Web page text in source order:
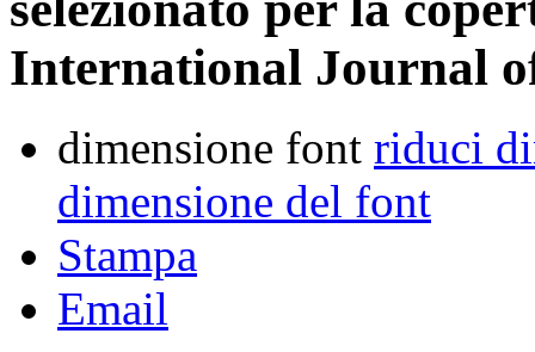
International Journal
dimensione font riduci
dimensione del font
Stampa
Email